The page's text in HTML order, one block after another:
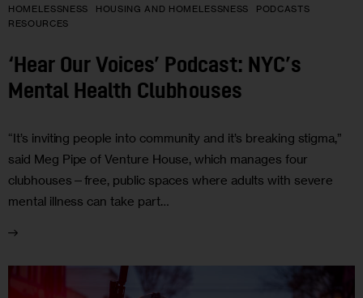
HOMELESSNESS HOUSING AND HOMELESSNESS
PODCASTS
RESOURCES
‘Hear Our Voices’ Podcast: NYC’s
Mental Health Clubhouses
“It’s inviting people into community and it’s breaking stigma,”
said Meg Pipe of Venture House, which manages four
clubhouses—free, public spaces where adults with severe
mental illness can take part…